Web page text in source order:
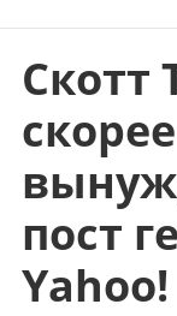
Перейти
содержимому
Скотт
пост